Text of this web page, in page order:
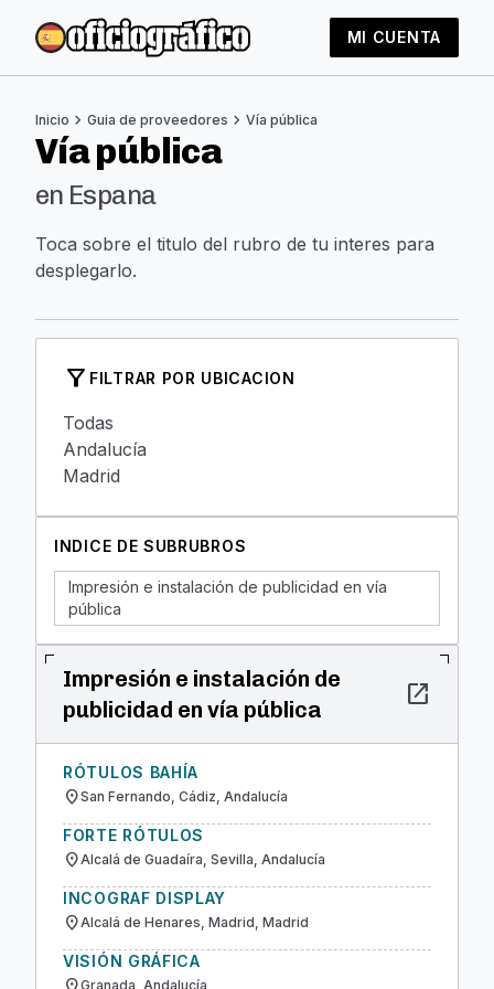
MI CUENTA
Inicio chevron_right Guia de proveedores chevron_right Vía pública
Vía pública
en Espana
Toca sobre el titulo del rubro de tu interes para
desplegarlo.
filter_alt FILTRAR POR UBICACION
Todas
Andalucía
Madrid
INDICE DE SUBRUBROS
Impresión e instalación de publicidad en vía
pública
Impresión e instalación de
publicidad en vía pública
open_in_new
RÓTULOS BAHÍA
location_onSan Fernando, Cádiz, Andalucía
FORTE RÓTULOS
location_onAlcalá de Guadaíra, Sevilla, Andalucía
INCOGRAF DISPLAY
location_onAlcalá de Henares, Madrid, Madrid
VISIÓN GRÁFICA
Granada, Andalucía